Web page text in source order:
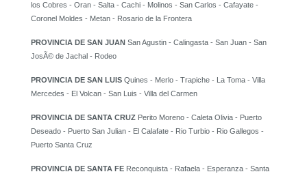
los Cobres - Oran - Salta - Cachi - Molinos - San Carlos - Cafayate -
Coronel Moldes - Metan - Rosario de la Frontera
PROVINCIA DE SAN JUAN San Agustin - Calingasta - San Juan - San
JosÃ© de Jachal - Rodeo
PROVINCIA DE SAN LUIS Quines - Merlo - Trapiche - La Toma - Villa
Mercedes - El Volcan - San Luis - Villa del Carmen
PROVINCIA DE SANTA CRUZ Perito Moreno - Caleta Olivia - Puerto
Deseado - Puerto San Julian - El Calafate - Rio Turbio - Rio Gallegos -
Puerto Santa Cruz
PROVINCIA DE SANTA FE Reconquista - Rafaela - Esperanza - Santa